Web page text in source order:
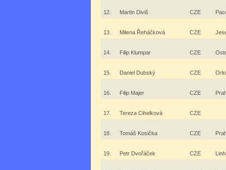
12. Martin Diviš CZE
13. Milena Řeháčková CZE
14. Filip Klumpar CZE
15. Daniel Dubský CZE
16. Filip Majer CZE
17. Tereza Cihelková CZE
18. Tomáš Kosička CZE
19. Petr Dvořáček CZE